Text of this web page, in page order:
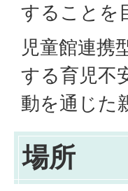
することを
児童館連携
する育児不
動を通じた
場所